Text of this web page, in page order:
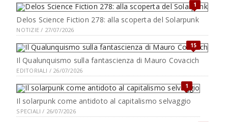
1
Delos Science Fiction 278: alla scoperta del Solarpunk
NOTIZIE / 27/07/2026
15
Il Qualunquismo sulla fantascienza di Mauro Covacich
EDITORIALI / 26/07/2026
1
Il solarpunk come antidoto al capitalismo selvaggio
SPECIALI / 26/07/2026